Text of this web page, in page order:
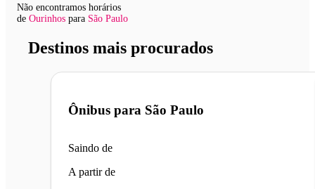
Não encontramos horários
de Ourinhos para São Paulo
Destinos mais procurados
Ônibus para São Paulo
Saindo de
A partir de